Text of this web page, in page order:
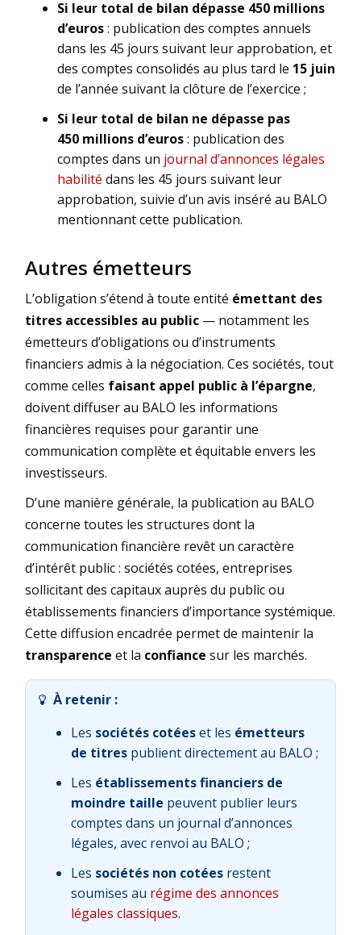
Si leur total de bilan dépasse 450 millions
d’euros: publication des comptes annuels
dans les 45 jours suivant leur approbation, et
des comptes consolidés au plus tard le 15 juin
de l’année suivant la clôture de l’exercice ;
Si leur total de bilan ne dépasse pas
450 millions d’euros: publication des
comptes dans un journal d’annonces légales
habilité dans les 45 jours suivant leur
approbation, suivie d’un avis inséré au BALO
mentionnant cette publication.
Autres émetteurs
L’obligation s’étend à toute entité émettant des
titres accessibles au public — notamment les
émetteurs d’obligations ou d’instruments
financiers admis à la négociation. Ces sociétés, tout
comme celles faisant appel public à l’épargne,
doivent diffuser au BALO les informations
financières requises pour garantir une
communication complète et équitable envers les
investisseurs.
D’une manière générale, la publication au BALO
concerne toutes les structures dont la
communication financière revêt un caractère
d’intérêt public : sociétés cotées, entreprises
sollicitant des capitaux auprès du public ou
établissements financiers d’importance systémique.
Cette diffusion encadrée permet de maintenir la
transparence et la confiance sur les marchés.
À retenir :
Les sociétés cotéeset les émetteurs
de titres publient directement au BALO ;
Les établissements financiers de
moindre taille peuvent publier leurs
comptes dans un journal d’annonces
légales, avec renvoi au BALO ;
Les sociétés non cotées restent
soumises au régime des annonces
légales classiques.